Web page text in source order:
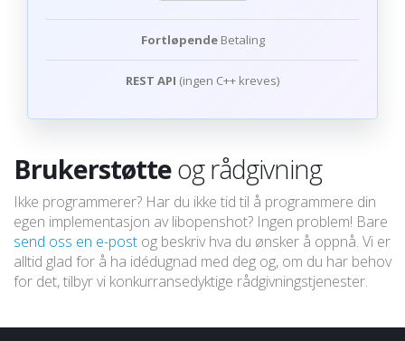
FortløpendeBetaling
REST API (ingen C++ kreves)
Brukerstøtteog rådgivning
Ikke programmerer? Har du ikke tid til å programmere din
egen implementasjon av libopenshot? Ingen problem! Bare
send oss en e-post og beskriv hva du ønsker å oppnå. Vi er
alltid glad for å ha idédugnad med deg og, om du har behov
for det, tilbyr vi konkurransedyktige rådgivningstjenester.